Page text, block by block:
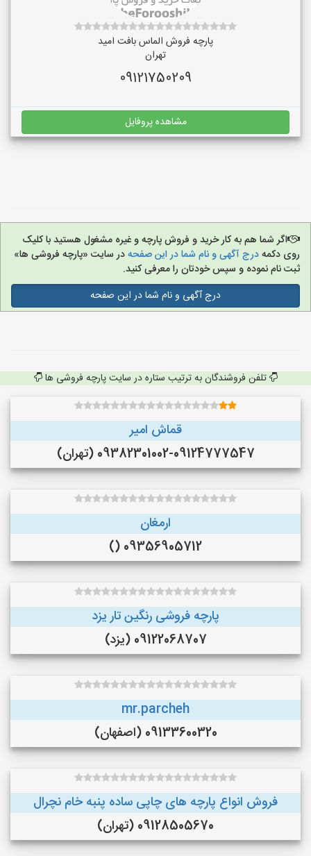
پارچه فروش الماس بافت امید
تهران
09121750209
مشاهده پروفایل
اگر شما هم به کار خرید و فروش پارچه و غیره مشغول هستید با کلیک
روی دکمهدرج آگهی و نام شما در این صفحهدر سایت «پارچه فروشی ها»
ثبت نام نموده و سپس خودتان را معرفی کنید.
درج آگهی و نام شما در این صفحه
تلفن فروشندگان به ترتیب ستاره در سایت پارچه فروشی ها
قماش امیر
09382301002-09124777547 (تهران)
ارمغان
09356905712 ()
پارچه فروشی رنگین تار یزد
09122068707 (یزد)
mr.parcheh
09133600320 (اصفهان)
فروش انواع پارچه های چاپی ساده پنبه خام نچرال
09128505670 (تهران)